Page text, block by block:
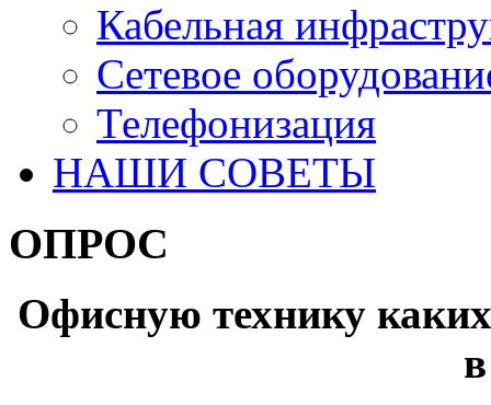
Кабельная
Сетевое
Телефонизация
НАШИ СОВЕТЫ
ОПРОС
Офисную технику